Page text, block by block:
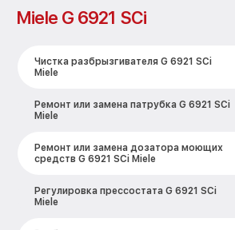
Miele G 6921 SCi
Чистка разбрызгивателя G 6921 SCi
Miele
Ремонт или замена патрубка G 6921 SCi
Miele
Ремонт или замена дозатора моющих
средств G 6921 SCi Miele
Регулировка прессостата G 6921 SCi
Miele